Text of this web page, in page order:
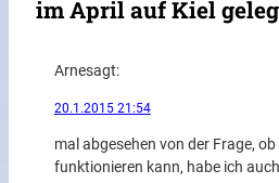
im April auf Kiel
Arnesagt:
20.1.2015 21:54
mal abgesehen von der Frage,
funktionieren kann, habe ich